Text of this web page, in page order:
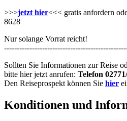
>>>jetzt hier<<< gratis anfordern
8628
Nur solange Vorrat reicht!
Sollten Sie Informationen zur Reise
bitte hier jetzt anrufen: Telefon
Den Reiseprospekt können Sie hier
Konditionen und